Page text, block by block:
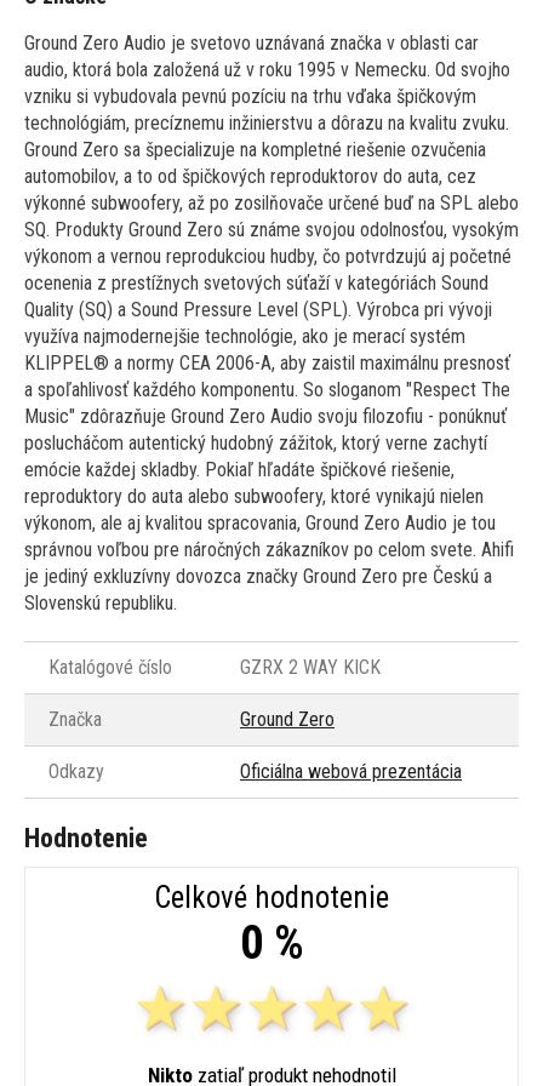
Ground Zero Audio je svetovo uznávaná značka v oblasti car
audio, ktorá bola založená už v roku 1995 v Nemecku. Od svojho
vzniku si vybudovala pevnú pozíciu na trhu vďaka špičkovým
technológiám, precíznemu inžinierstvu a dôrazu na kvalitu zvuku.
Ground Zero sa špecializuje na kompletné riešenie ozvučenia
automobilov, a to od špičkových reproduktorov do auta, cez
výkonné subwoofery, až po zosilňovače určené buď na SPL alebo
SQ. Produkty Ground Zero sú známe svojou odolnosťou, vysokým
výkonom a vernou reprodukciou hudby, čo potvrdzujú aj početné
ocenenia z prestížnych svetových súťaží v kategóriách Sound
Quality (SQ) a Sound Pressure Level (SPL). Výrobca pri vývoji
využíva najmodernejšie technológie, ako je merací systém
KLIPPEL® a normy CEA 2006-A, aby zaistil maximálnu presnosť
a spoľahlivosť každého komponentu. So sloganom "Respect The
Music" zdôrazňuje Ground Zero Audio svoju filozofiu - ponúknuť
poslucháčom autentický hudobný zážitok, ktorý verne zachytí
emócie každej skladby. Pokiaľ hľadáte špičkové riešenie,
reproduktory do auta alebo subwoofery, ktoré vynikajú nielen
výkonom, ale aj kvalitou spracovania, Ground Zero Audio je tou
správnou voľbou pre náročných zákazníkov po celom svete. Ahifi
je jediný exkluzívny dovozca značky Ground Zero pre Českú a
Slovenskú republiku.
Katalógové číslo GZRX 2 WAY KICK
Značka Ground Zero
Odkazy Oficiálna webová prezentácia
Hodnotenie
Celkové hodnotenie
0 %
Niktozatiaľ produkt nehodnotil